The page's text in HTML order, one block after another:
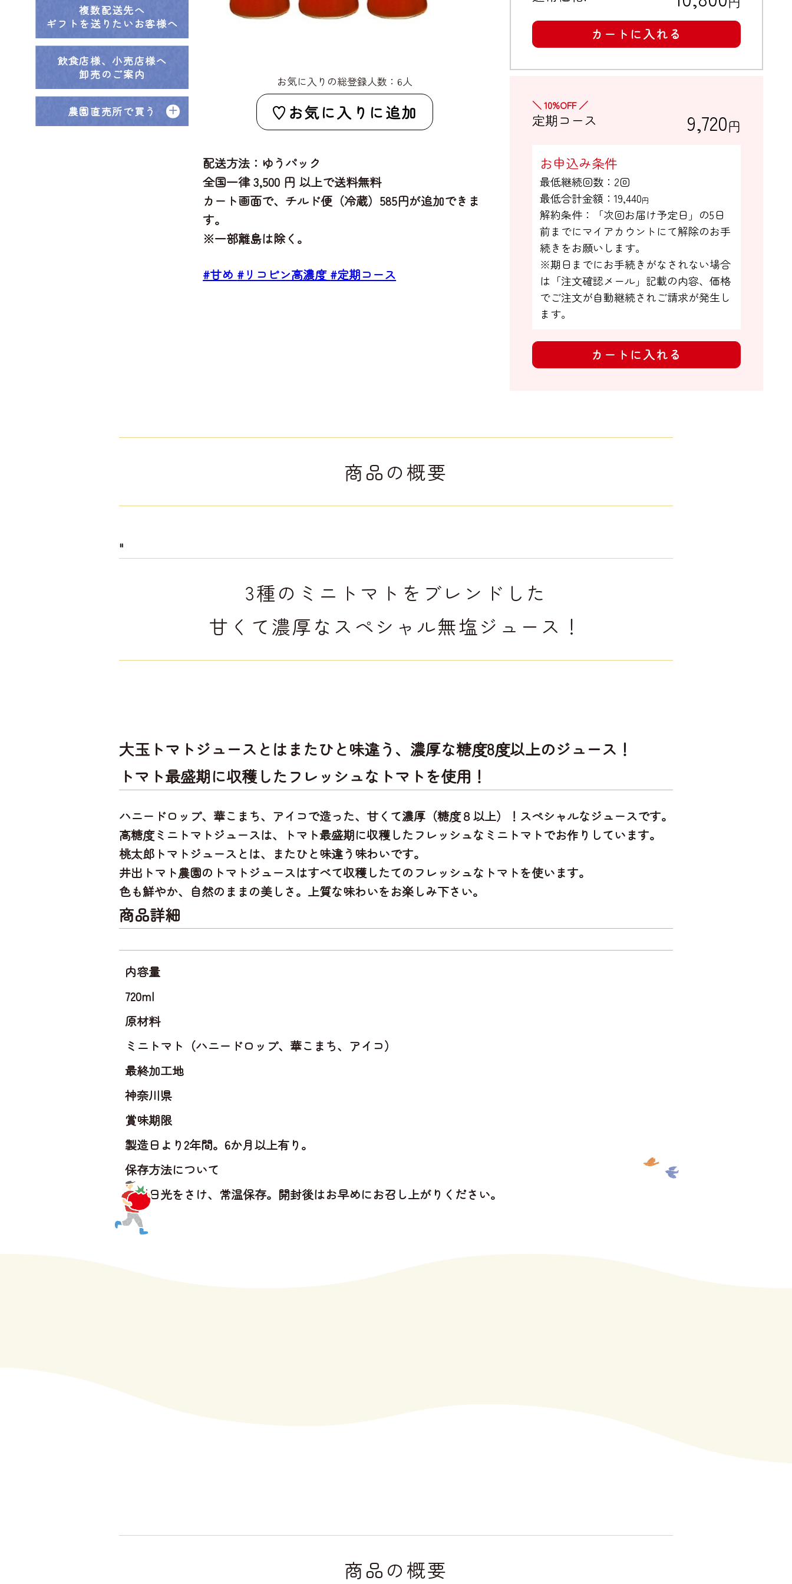
お気に入りの総登録人数：6人
お気に入りに追加
配送方法：ゆうパック
全国一律 3,500 円 以上で送料無料
カート画面で、チルド便（冷蔵）585円が追加できま
す。
※一部離島は除く。
#甘め #リコピン高濃度 #定期コース
カートに入れる
＼ 10%OFF ／
定期コース 9,720円
お申込み条件
最低継続回数：2回
最低合計金額：19,440円
解約条件：「次回お届け予定日」の5日
前までにマイアカウントにて解除のお手
続きをお願いします。
※期日までにお手続きがなされない場合
は「注文確認メール」記載の内容、価格
でご注文が自動継続されご請求が発生し
ます。
カートに入れる
複数配送先へ
ギフトを送りたいお客様へ
飲食店様、小売店様へ
卸売のご案内
農園直売所で買う
商品の概要
"
3種のミニトマトをブレンドした
甘くて濃厚なスペシャル無塩ジュース！
大玉トマトジュースとはまたひと味違う、濃厚な糖度8度以上のジュース！
トマト最盛期に収穫したフレッシュなトマトを使用！
ハニードロップ、華こまち、アイコで造った、甘くて濃厚（糖度８以上）！スペシャルなジュースです。
高糖度ミニトマトジュースは、
トマト最盛期に収穫したフレッシュなミニトマトでお作りしています。
桃太郎トマトジュースとは、またひと味違う味わいです。
井出トマト農園のトマトジュースはすべて収穫したてのフレッシュなトマトを使います。
色も鮮やか、自然のままの美しさ。上質な味わいをお楽しみ下さい。
商品詳細
内容量
720ml
原材料
ミニトマト（ハニードロップ、華こまち、アイコ）
最終加工地
神奈川県
賞味期限
製造日より2年間。6か月以上有り。
保存方法について
直射日光をさけ、常温保存。開封後はお早めにお召し上がりください。
商品の概要